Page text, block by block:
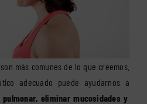
más comunes de lo que creemos.
adecuado puede ayudarnos a
eliminar mucosidades y